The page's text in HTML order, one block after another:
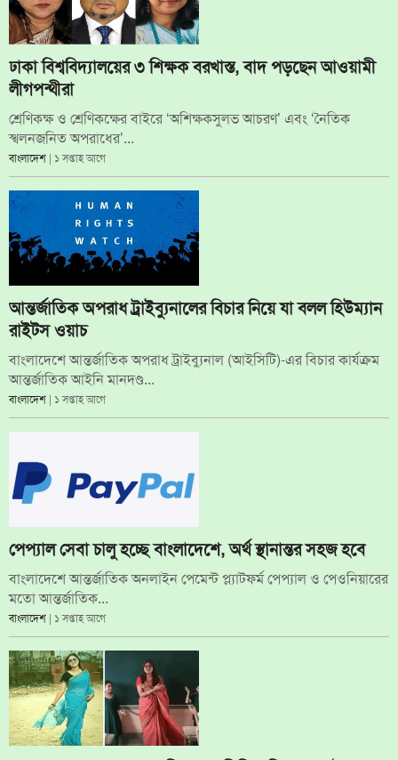
ঢাকা বিশ্ববিদ্যালয়ের ৩ শিক্ষক বরখাস্ত, বাদ পড়ছেন আওয়ামী
লীগপন্থীরা
শ্রেণিকক্ষ ও শ্রেণিকক্ষের বাইরে ‘অশিক্ষকসুলভ আচরণ’ এবং ‘নৈতিক
স্খলনজনিত অপরাধের’...
বাংলাদেশ | ১ সপ্তাহ আগে
আন্তর্জাতিক অপরাধ ট্রাইব্যুনালের বিচার নিয়ে যা বলল হিউম্যান
রাইটস ওয়াচ
বাংলাদেশে আন্তর্জাতিক অপরাধ ট্রাইব্যুনাল (আইসিটি)-এর বিচার কার্যক্রম
আন্তর্জাতিক আইনি মানদণ্ড...
বাংলাদেশ | ১ সপ্তাহ আগে
পেপ্যাল সেবা চালু হচ্ছে বাংলাদেশে, অর্থ স্থানান্তর সহজ হবে
বাংলাদেশে আন্তর্জাতিক অনলাইন পেমেন্ট প্ল্যাটফর্ম পেপ্যাল ও পেওনিয়ারের
মতো আন্তর্জাতিক...
বাংলাদেশ | ১ সপ্তাহ আগে